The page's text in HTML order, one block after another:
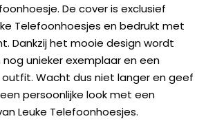
De cover is exclusief
Telefoonhoesjes en bedrukt met
Dankzij het mooie design wordt
unieker exemplaar en een
outfit. Wacht dus niet langer en geef
persoonlijke look met een
Leuke Telefoonhoesjes.